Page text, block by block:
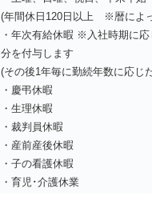
(年間休日120日以上 ※暦によ
・年次有給休暇 ※入社時期に
分を付与します
(その後1年毎に勤続年数に応じ
・慶弔休暇
・生理休暇
・裁判員休暇
・産前産後休暇
・子の看護休暇
・育児･介護休業